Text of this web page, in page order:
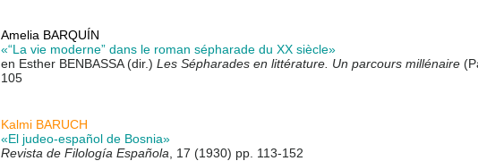
Amelia BARQUÍN
«“La vie moderne” dans le roman sépharade du XX siècle»
en Esther BENBASSA (dir.) Les Sépharades en littérature. Un parcours millénaire
105
Kalmi BARUCH
«El judeo-español de Bosnia»
Revista de Filología Española , 17 (1930) pp. 113-152